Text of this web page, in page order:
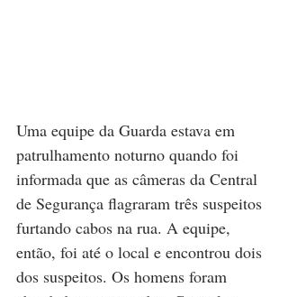
Uma equipe da Guarda estava em
patrulhamento noturno quando foi
informada que as câmeras da Central
de Segurança flagraram três suspeitos
furtando cabos na rua. A equipe,
então, foi até o local e encontrou dois
dos suspeitos. Os homens foram